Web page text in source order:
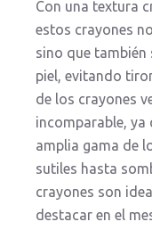
Con una textura
estos crayones
sino que también
piel, evitando
de los crayones
incomparable, ya
amplia gama de
sutiles hasta
crayones son
destacar en el